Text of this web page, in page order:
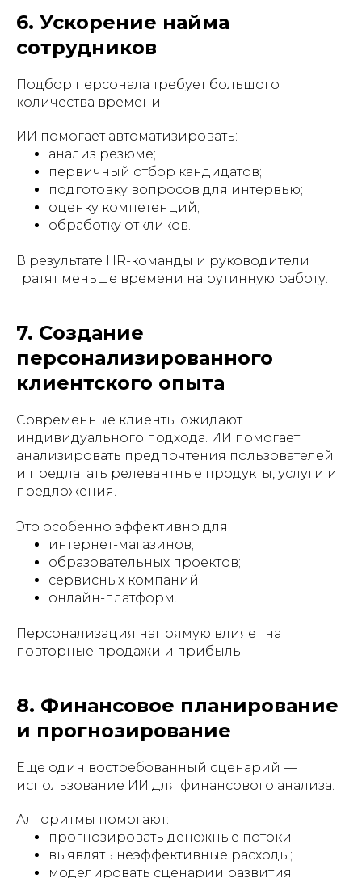
6. Ускорение найма
сотрудников
Подбор персонала требует большого
количества времени.
ИИ помогает автоматизировать:
анализ резюме;
первичный отбор кандидатов;
подготовку вопросов для интервью;
оценку компетенций;
обработку откликов.
В результате HR-команды и руководители
тратят меньше времени на рутинную работу.
7. Создание
персонализированного
клиентского опыта
Современные клиенты ожидают
индивидуального подхода. ИИ помогает
анализировать предпочтения пользователей
и предлагать релевантные продукты, услуги и
предложения.
Это особенно эффективно для:
интернет-магазинов;
образовательных проектов;
сервисных компаний;
онлайн-платформ.
Персонализация напрямую влияет на
повторные продажи и прибыль.
8. Финансовое планирование
и прогнозирование
Еще один востребованный сценарий —
использование ИИ для финансового анализа.
Алгоритмы помогают:
прогнозировать денежные потоки;
выявлять неэффективные расходы;
моделировать сценарии развития